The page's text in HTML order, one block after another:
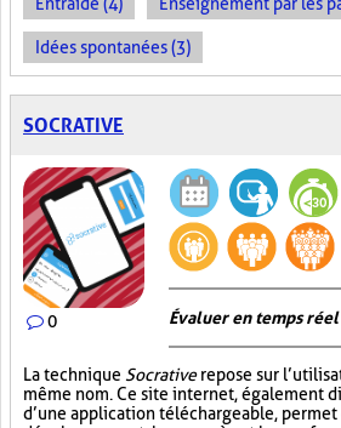
Idées spontanées (3)
SOCRATIVE
0 Évaluer en temps réel
La technique Socrativerepose sur
même nom. Ce site internet, également
d’une application téléchargeable, permet